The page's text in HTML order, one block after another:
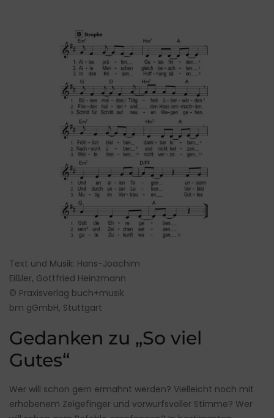
Text und Musik: Hans-Joachim
Eißler, Gottfried Heinzmann
© Praxisverlag buch+musik
bm gGmbH, Stuttgart
Gedanken zu „So viel
Gutes“
Wer will schon gern ermahnt werden? Vielleicht noch mit
erhobenem Zeigefinger und vorwurfsvoller Stimme? Wer